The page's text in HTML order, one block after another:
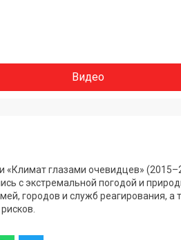
Видео
«Климат глазами очевидцев»
с экстремальной погодой и
городов и служб реагирования,